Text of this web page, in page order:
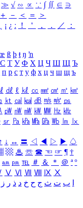
≫ √ ∽ ∝ ∵ ∫ ∬ ∈ ∋
＋ － ＜ ＝
＞
¡ ¿ ː ！ ＇ ， ． ／
：
ß þ ŧ ŋ ŉ
С Т У Ф Х Ц Ч Ш Щ Ъ
п р с т у ф х ц ч ш щ ъ
㎗ ℓ ㎘ ㏄ ㎣ ㎤ ㎥ ㎦
㏏ ㎈ ㎉ ㏈ ㎧ ㎨ ㎰
㎺ ㎻ ㎽ ㎾ ㎿ ㎐ ㎑
㏛ ㎩ ㎪ ㎫ ㎬ ㏝ ㏐
㏓
↑ ↓ ↔ 〓 ◁ ◀ ▷ ▶ ♤
▩ ♨ ☏ ☎ ☜ ☞ ¶ †
㏂ ㏘ ℡ ＃ ＆ ＊ ＠ ª º
Ⅴ Ⅵ Ⅶ Ⅷ Ⅸ Ⅹ
ب ت ث ج ح خ د ذ ر ز